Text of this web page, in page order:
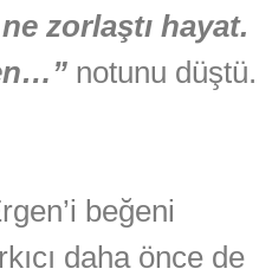
zorlaştı hayat.
notunu düştü.
beğeni
daha önce de